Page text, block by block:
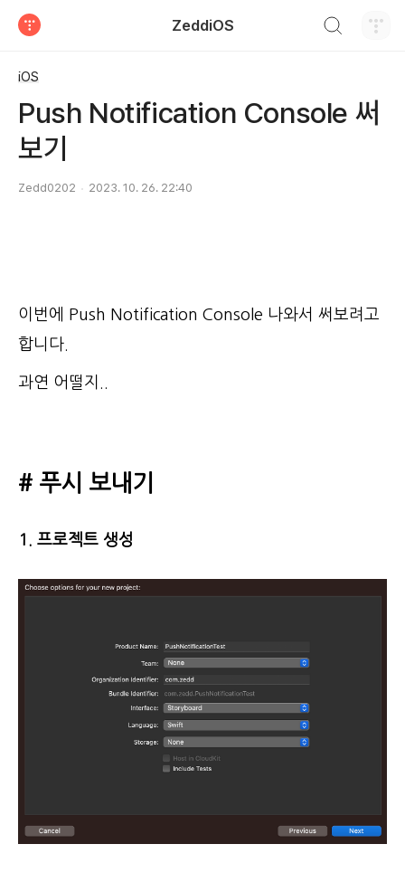
ZeddiOS
iOS
Push Notification Console 써
보기
Zedd0202 2023. 10. 26. 22:40
이번에 Push Notification Console 나와서 써보려고
합니다.
과연 어떨지..
# 푸시 보내기
1. 프로젝트 생성